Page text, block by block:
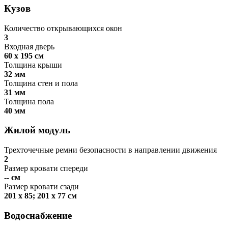
Кузов
Количество открывающихся окон
3
Входная дверь
60 х 195 см
Толщина крыши
32 мм
Толщина стен и пола
31 мм
Толщина пола
40 мм
Жилой модуль
Трехточечные ремни безопасности в направлении движения
2
Размер кровати спереди
-- см
Размер кровати сзади
201 x 85; 201 x 77 см
Водоснабжение